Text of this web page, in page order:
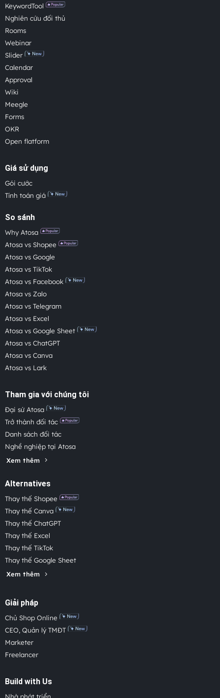
KeywordTool
Nghiên cứu đối thủ
Rooms
Webinar
Slider
Calendar
Approval
Wiki
Meegle
Forms
OKR
Open flatform
Giá sử dụng
Gói cước
Tính toán giá
So sánh
Why Atosa
Atosa vs Shopee
Atosa vs Google
Atosa vs TikTok
Atosa vs Facebook
Atosa vs Zalo
Atosa vs Telegram
Atosa vs Excel
Atosa vs Google Sheet
Atosa vs ChatGPT
Atosa vs Canva
Atosa vs Lark
Tham gia với chúng tôi
Đại sứ Atosa
Trở thành đối tác
Danh sách đối tác
Nghề nghiệp tại Atosa
Xem thêm
Alternatives
Thay thế Shopee
Thay thế Canva
Thay thế ChatGPT
Thay thế Excel
Thay thế TikTok
Thay thế Google Sheet
Xem thêm
Giải pháp
Chủ Shop Online
CEO, Quản lý TMĐT
Marketer
Freelancer
Build with Us